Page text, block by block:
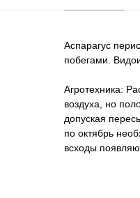
Аспарагус
побегами.
Агротехника:
воздуха, но
допуская
по октябрь
всходы